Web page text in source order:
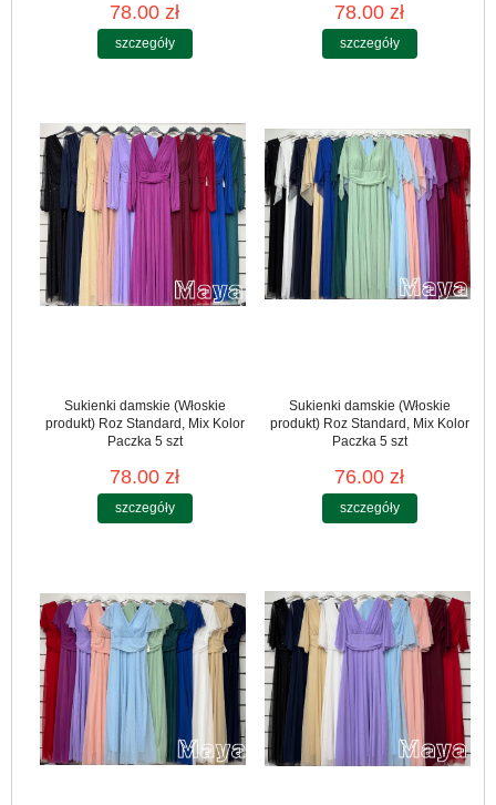
78.00 zł
szczegóły
78.00 zł
szczegóły
Sukienki damskie (Włoskie
produkt) Roz Standard, Mix Kolor
Paczka 5 szt
78.00 zł
szczegóły
Sukienki damskie (Włoskie
produkt) Roz Standard, Mix Kolor
Paczka 5 szt
76.00 zł
szczegóły